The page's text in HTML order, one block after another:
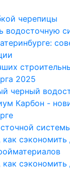
черепицы
водосточную
2025
черный
Карбон -
сэкономить
сэкономить